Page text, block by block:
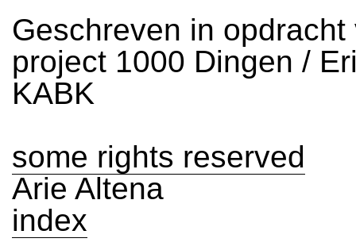
Geschreven in opdracht
project 1000 Dingen /
KABK
some rights reserved
Arie Altena
index